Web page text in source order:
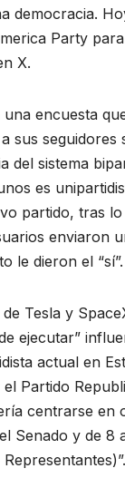
democracia.
Party
X.
encuesta
sus seguidores
del sistema
es
partido, tras lo
enviaron
le dieron el “sí”.
Tesla y
ejecutar”
actual en
Partido
centrarse en
Senado y de 8